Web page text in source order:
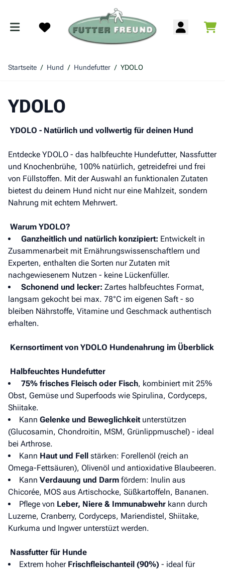
Startseite / Hund / Hundefutter / YDOLO
YDOLO
YDOLO - Natürlich und vollwertig für deinen Hund
Entdecke YDOLO - das halbfeuchte Hundefutter, Nassfutter
und Knochenbrühe, 100% natürlich, getreidefrei und frei
von Füllstoffen. Mit der Auswahl an funktionalen Zutaten
bietest du deinem Hund nicht nur eine Mahlzeit, sondern
Nahrung mit echtem Mehrwert.
Warum YDOLO?
Ganzheitlich und natürlich konzipiert: Entwickelt in
Zusammenarbeit mit Ernährungswissenschaftlern und
Experten, enthalten die Sorten nur Zutaten mit
nachgewiesenem Nutzen - keine Lückenfüller.
Schonend und lecker: Zartes halbfeuchtes Format,
langsam gekocht bei max. 78°C im eigenen Saft - so
bleiben Nährstoffe, Vitamine und Geschmack authentisch
erhalten.
Kernsortiment von YDOLO Hundenahrung im Überblick
Halbfeuchtes Hundefutter
75% frisches Fleisch oder Fisch, kombiniert mit 25%
Obst, Gemüse und Superfoods wie Spirulina, Cordyceps,
Shiitake.
Kann Gelenke und Beweglichkeit unterstützen
(Glucosamin, Chondroitin, MSM, Grünlippmuschel) - ideal
bei Arthrose.
Kann Haut und Fell
stärken: Forellenöl (reich an
Omega-Fettsäuren), Olivenöl und antioxidative Blaubeeren.
Kann Verdauung und Darm fördern: Inulin aus
Chicorée, MOS aus Artischocke, Süßkartoffeln, Bananen.
Pflege von Leber, Niere & Immunabwehr kann durch
Luzerne, Cranberry, Cordyceps, Mariendistel, Shiitake,
Kurkuma und Ingwer unterstüzt werden.
Nassfutter für Hunde
Extrem hoher Frischfleischanteil (90%) - ideal für